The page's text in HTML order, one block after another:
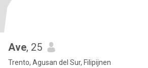
Ave, 25
Trento, Agusan del Sur, Filipijnen